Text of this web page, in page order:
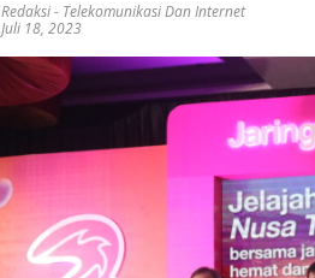
Redaksi- Telekomunikasi Dan Internet
Juli 18, 2023